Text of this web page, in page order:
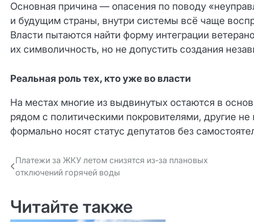
Основная причина — опасения по поводу
и будущим страны, внутри системы всё чаще
Власти пытаются найти форму интеграции
их символичность, но не допустить создания
Реальная роль тех, кто уже во власти
На местах многие из выдвинутых остаются в
рядом с политическими покровителями, другие не
формально носят статус депутатов без
Навигация
по записям
Платежи за ЖКУ летом снизятся из‑за плановых
отключений горячей воды
Читайте также